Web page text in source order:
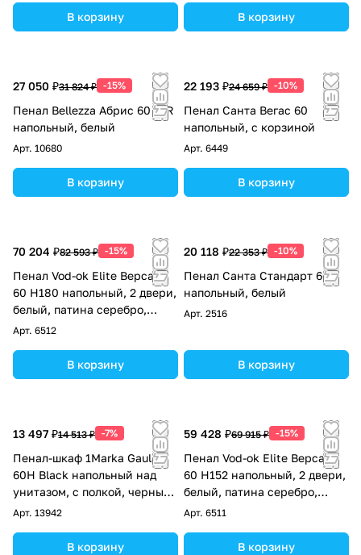
В корзину В корзину
27 050 ₽31 824 ₽ -15%
Пенал Bellezza Абрис 60 L/R
напольный, белый
Арт. 10680
В корзину
22 193 ₽24 659 ₽ -10%
Пенал Санта Вегас 60
напольный, с корзиной
Арт. 6449
В корзину
70 204 ₽82 593 ₽ -15%
Пенал Vod-ok Elite Версаль
60 H180 напольный, 2 двери,
белый, патина серебро,
золото
Арт. 6512
В корзину
20 118 ₽22 353 ₽ -10%
Пенал Санта Стандарт 60
напольный, белый
Арт. 2516
В корзину
13 497 ₽14 513 ₽ -7%
Пенал-шкаф 1Marka Gaula
60Н Black напольный над
унитазом, с полкой, черный
матовый
Арт. 13942
В корзину
59 428 ₽69 915 ₽ -15%
Пенал Vod-ok Elite Версаль
60 H152 напольный, 2 двери,
белый, патина серебро,
золото
Арт. 6511
В корзину